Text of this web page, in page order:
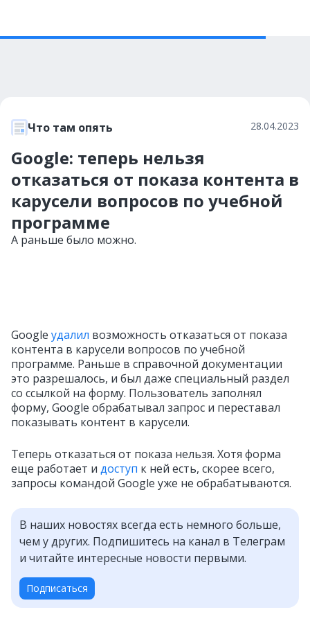
Что там опять 28.04.2023
Google: теперь нельзя
отказаться от показа контента в
карусели вопросов по учебной
программе
А раньше было можно.
Google удалил возможность отказаться от показа
контента в карусели вопросов по учебной
программе. Раньше в справочной документации
это разрешалось, и был даже специальный раздел
со ссылкой на форму. Пользователь заполнял
форму, Google обрабатывал запрос и переставал
показывать контент в карусели.
Теперь отказаться от показа нельзя. Хотя форма
еще работает и доступ к ней есть, скорее всего,
запросы командой Google уже не обрабатываются.
В наших новостях всегда есть немного больше,
чем у других. Подпишитесь на канал в Телеграм
и читайте интересные новости первыми.
Подписаться